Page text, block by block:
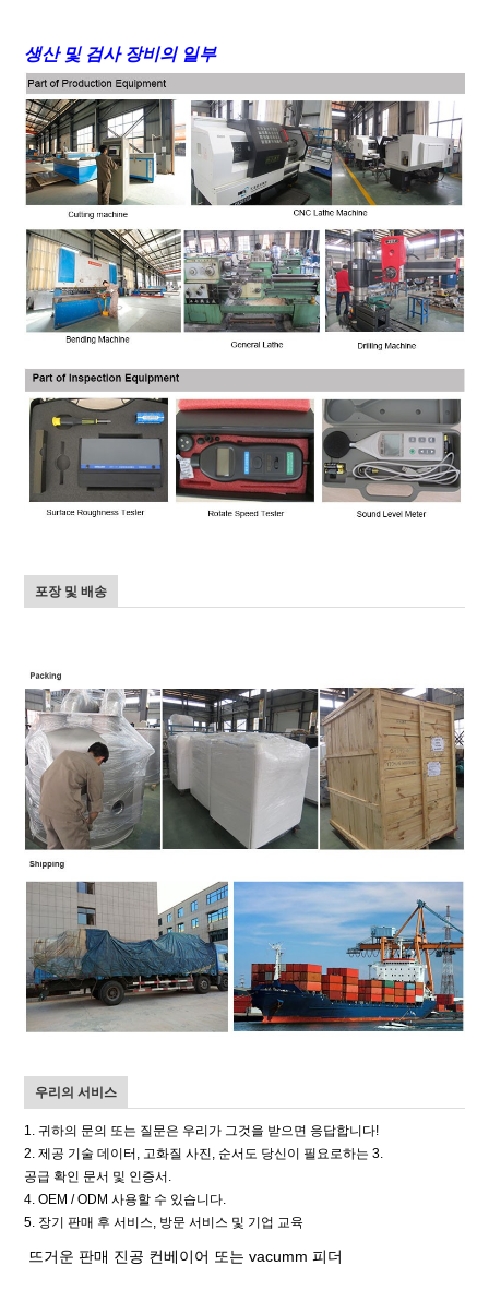
생산 및 검사 장비의 일부
포장 및 배송
우리의 서비스
1. 귀하의 문의 또는 질문은 우리가 그것을 받으면 응답합니다!
2. 제공 기술 데이터, 고화질 사진, 순서도 당신이 필요로하는 3.
공급 확인 문서 및 인증서.
4. OEM / ODM 사용할 수 있습니다.
5. 장기 판매 후 서비스, 방문 서비스 및 기업 교육
뜨거운 판매 진공 컨베이어 또는 vacumm 피더